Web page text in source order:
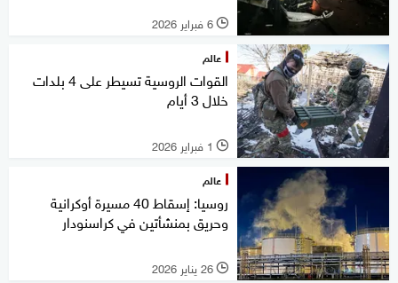
l 6 فبراير 2026
عالم
القوات الروسية تسيطر على 4 بلدات
خلال 3 أيام
l 1 فبراير 2026
عالم
روسيا: إسقاط 40 مسيرة أوكرانية
وحريق بمنشأتين في كراسنودار
l 26 يناير 2026